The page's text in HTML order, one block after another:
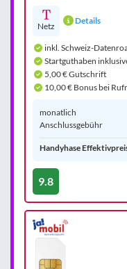
Netz
Details
inkl. Schweiz-
Startguthaben
5,00 € Gutschrift
10,00 € Bonus bei
monatlich
Anschluss­gebühr
Handyhase
9.8